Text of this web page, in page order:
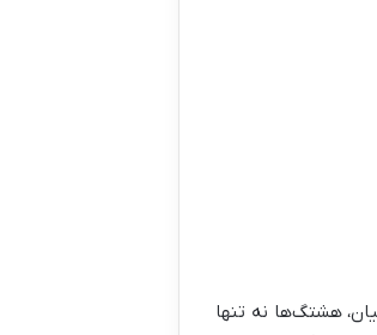
هشتگ‌ها نه تنها